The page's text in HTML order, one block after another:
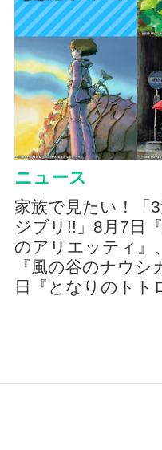
ニュース
家族で見たい！「
ジブリ!!」8月7日
のアリエッティ』
『風の谷のナウシ
日『となりのトト